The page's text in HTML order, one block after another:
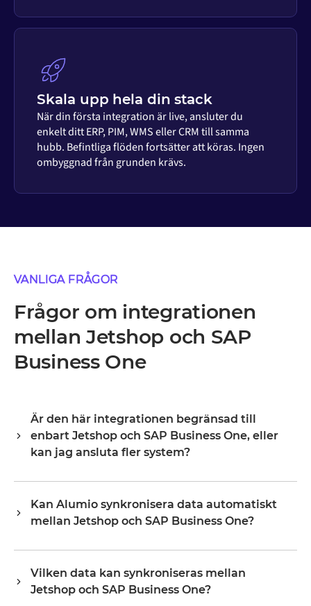
Skala upp hela din stack
När din första integration är live, ansluter du
enkelt ditt ERP, PIM, WMS eller CRM till samma
hubb. Befintliga flöden fortsätter att köras. Ingen
ombyggnad från grunden krävs.
VANLIGA FRÅGOR
Frågor om integrationen
mellan Jetshop och SAP
Business One
Är den här integrationen begränsad till
enbart Jetshop och SAP Business One, eller
kan jag ansluta fler system?
gräns. När de väl är anslutna utökar du samma plattform
till ditt ERP, PIM, WMS, CRM eller vilket annat system som
konfiguration i stället för att börja om från grunden.
Organisationer börjar vanligtvis med en eller två
integrationer och skalar upp till dussintals på samma
plattform, utan att kostnaderna och komplexiteten ökar
Kan Alumio synkronisera data automatiskt
mellan Jetshop och SAP Business One?
enligt ett schema, beroende på hur du konfigurerar
flödet. Du definierar den exakta fältmappningen och
Vilken data kan synkroniseras mellan
Jetshop och SAP Business One?